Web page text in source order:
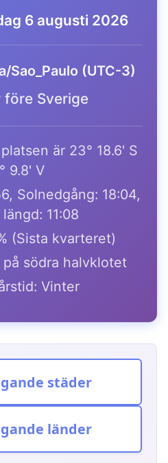
6 augusti 2026
Sao_Paulo (UTC-3)
före Sverige
är 23° 18.6' S
9.8' V
Solnedgång: 18:04,
11:08
(Sista kvarteret)
södra halvklotet
Vinter
städer
länder